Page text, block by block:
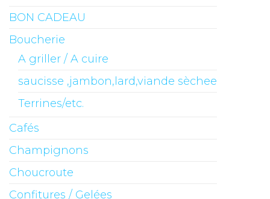
BON CADEAU
Boucherie
A griller / A cuire
saucisse ,jambon,lard,viande sèchee
Terrines/etc.
Cafés
Champignons
Choucroute
Confitures / Gelées